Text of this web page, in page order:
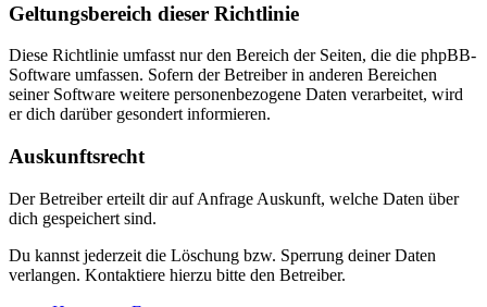
Geltungsbereich dieser Richtlinie
Diese Richtlinie umfasst nur den Bereich der Seiten, die die phpBB-
Software umfassen. Sofern der Betreiber in anderen Bereichen
seiner Software weitere personenbezogene Daten verarbeitet, wird
er dich darüber gesondert informieren.
Auskunftsrecht
Der Betreiber erteilt dir auf Anfrage Auskunft, welche Daten über
dich gespeichert sind.
Du kannst jederzeit die Löschung bzw. Sperrung deiner Daten
verlangen. Kontaktiere hierzu bitte den Betreiber.